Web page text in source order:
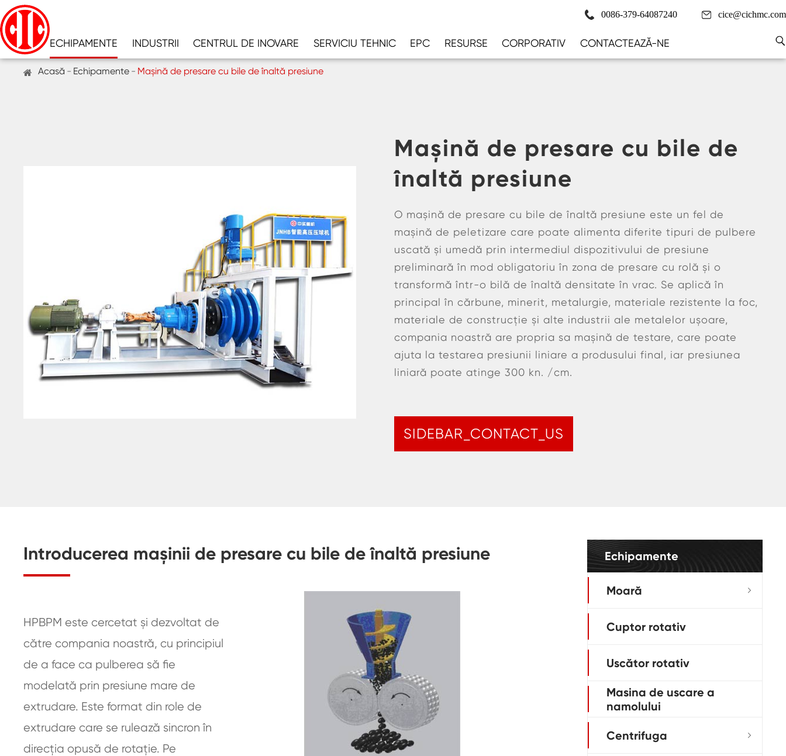
0086-379-64087240 cice@cichmc.com
ECHIPAMENTE INDUSTRII CENTRUL DE INOVARE SERVICIU TEHNIC EPC RESURSE CORPORATIV CONTACTEAZĂ-NE
Acasă Echipamente Mașină de presare cu bile de înaltă presiune
Mașină de presare cu bile de
înaltă presiune
O mașină de presare cu bile de înaltă presiune este un fel de
mașină de peletizare care poate alimenta diferite tipuri de pulbere
uscată și umedă prin intermediul dispozitivului de presiune
preliminară în mod obligatoriu în zona de presare cu rolă și o
transformă într-o bilă de înaltă densitate în vrac. Se aplică în
principal în cărbune, minerit, metalurgie, materiale rezistente la foc,
materiale de construcție și alte industrii ale metalelor ușoare,
compania noastră are propria sa mașină de testare, care poate
ajuta la testarea presiunii liniare a produsului final, iar presiunea
liniară poate atinge 300 kn. /cm.
SIDEBAR_CONTACT_US
Introducerea mașinii de presare cu bile de înaltă presiune
HPBPM este cercetat și dezvoltat de
către compania noastră, cu principiul
de a face ca pulberea să fie
modelată prin presiune mare de
extrudare. Este format din role de
extrudare care se rulează sincron în
direcția opusă de rotație. Pe
Echipamente
Moară 
Cuptor rotativ
Uscător rotativ
Masina de uscare a
namolului
Centrifuga 